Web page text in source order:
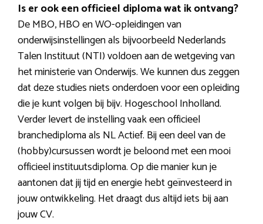
Is er ook een officieel diploma wat ik ontvang?
De MBO, HBO en WO-opleidingen van
onderwijsinstellingen als bijvoorbeeld Nederlands
Talen Instituut (NTI) voldoen aan de wetgeving van
het ministerie van Onderwijs. We kunnen dus zeggen
dat deze studies niets onderdoen voor een opleiding
die je kunt volgen bij bijv. Hogeschool Inholland.
Verder levert de instelling vaak een officieel
branchediploma als NL Actief. Bij een deel van de
(hobby)cursussen wordt je beloond met een mooi
officieel instituutsdiploma. Op die manier kun je
aantonen dat jij tijd en energie hebt geïnvesteerd in
jouw ontwikkeling. Het draagt dus altijd iets bij aan
jouw CV.